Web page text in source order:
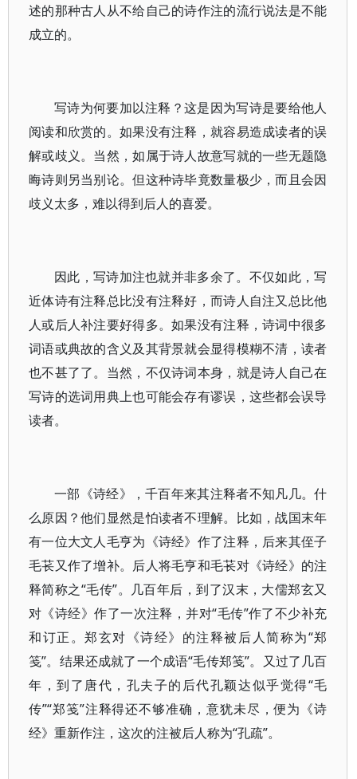
述的那种古人从不给自己的诗作注的流行说法是不能
成立的。
写诗为何要加以注释？这是因为写诗是要给他人
阅读和欣赏的。如果没有注释，就容易造成读者的误
解或歧义。当然，如属于诗人故意写就的一些无题隐
晦诗则另当别论。但这种诗毕竟数量极少，而且会因
歧义太多，难以得到后人的喜爱。
因此，写诗加注也就并非多余了。不仅如此，写
近体诗有注释总比没有注释好，而诗人自注又总比他
人或后人补注要好得多。如果没有注释，诗词中很多
词语或典故的含义及其背景就会显得模糊不清，读者
也不甚了了。当然，不仅诗词本身，就是诗人自己在
写诗的选词用典上也可能会存有谬误，这些都会误导
读者。
一部《诗经》，千百年来其注释者不知凡几。什
么原因？他们显然是怕读者不理解。比如，战国末年
有一位大文人毛亨为《诗经》作了注释，后来其侄子
毛苌又作了增补。后人将毛亨和毛苌对《诗经》的注
释简称之“毛传”。几百年后，到了汉末，大儒郑玄又
对《诗经》作了一次注释，并对“毛传”作了不少补充
和订正。郑玄对《诗经》的注释被后人简称为“郑
笺”。结果还成就了一个成语“毛传郑笺”。又过了几百
年，到了唐代，孔夫子的后代孔颖达似乎觉得“毛
传”“郑笺”注释得还不够准确，意犹未尽，便为《诗
经》重新作注，这次的注被后人称为“孔疏”。